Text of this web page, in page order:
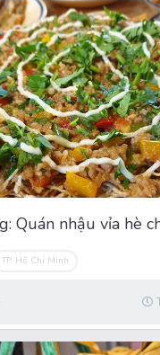
TP. Hồ Chí Minh